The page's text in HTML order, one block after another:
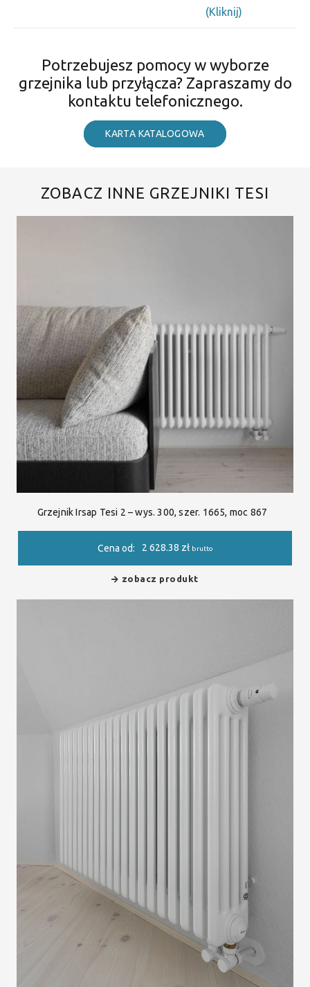
(Kliknij)
Potrzebujesz pomocy w wyborze
grzejnika lub przyłącza? Zapraszamy do
kontaktu telefonicznego.
KARTA KATALOGOWA
ZOBACZ INNE GRZEJNIKI TESI
Grzejnik Irsap Tesi 2 – wys. 300, szer. 1665, moc 867
Cena od: 2 628.38 zł brutto
zobacz produkt